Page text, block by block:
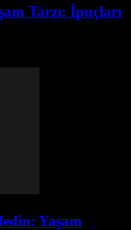
Tarzı: İpuçları
Yaşam